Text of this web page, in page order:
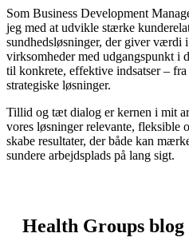
Som Business Development
jeg med at udvikle stærke
sundhedsløsninger, der giver værdi
virksomheder med udgangspunkt i
til konkrete, effektive indsatser –
strategiske løsninger.
Tillid og tæt dialog er kernen i mit
vores løsninger relevante, fleksible
skabe resultater, der både kan
sundere arbejdsplads på lang sigt.
Health Groups blog